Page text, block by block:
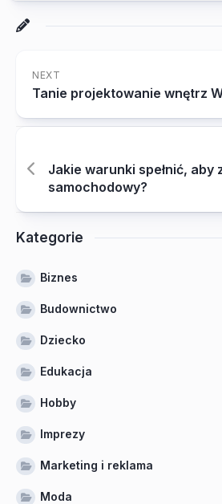
NEXT
Tanie projektowanie wnętrz
Jakie warunki spełnić, aby
samochodowy?
Kategorie
Biznes
Budownictwo
Dziecko
Edukacja
Hobby
Imprezy
Marketing i reklama
Moda